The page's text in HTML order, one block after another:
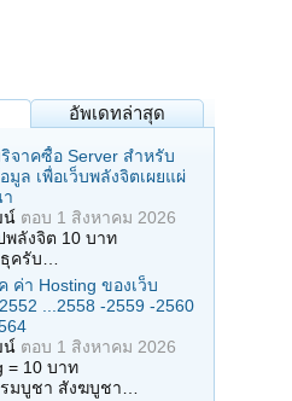
อัพเดทล่าสุด
จาคซื้อ Server สำหรับ
มูล เพื่อเว็บพลังจิตเผยแผ่
น์ ตอบ 1 สิงหาคม 2026
พลังจิต 10 บาท
ธุครับ…
ค่า Hosting ของเว็บ
...2558 -2559 -2560
น์ ตอบ 1 สิงหาคม 2026
= 10 บาท
มบูชา สังฆบูชา…